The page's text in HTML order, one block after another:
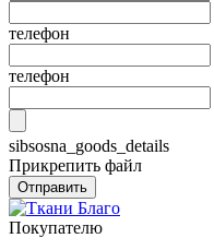
телефон
телефон
sibsosna_goods_details
Прикрепить файл
Отправить
Покупателю